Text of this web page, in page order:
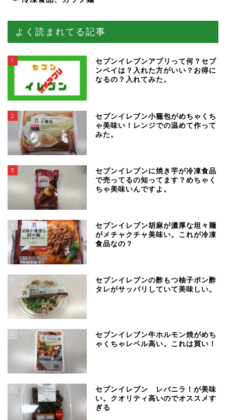
よく読まれてる記事
1
セブンイレブンアプリって何？セブ
ンペイは？入れた方がいい？お得に
なるの？入れてみた。
2
セブンイレブン小籠包がめちゃくち
ゃ美味い！レンジでの温めて作って
みた。
3
セブンイレブンに焼き芋が冷凍食品
で売ってるの知ってます？めちゃく
ちゃ美味いんですよ。
4
セブンイレブン胡麻が濃厚な坦々麺
がメチャクチャ美味い。これが冷凍
食品なの？
5
セブンイレブンの酢もつ柚子ポン酢
タレがサッパリしていて美味しい。
6
セブンイレブン牛ホルモン焼がめち
ゃくちゃレベル高い。これは買い！
7
セブンイレブン レバニラ！が美味
い。クオリティ高いのでオススメす
ぎる